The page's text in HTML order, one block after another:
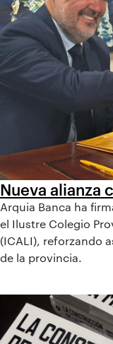
Nueva alianza
Arquia Banca ha
el Ilustre Colegio
(ICALI), reforzando
de la provincia.